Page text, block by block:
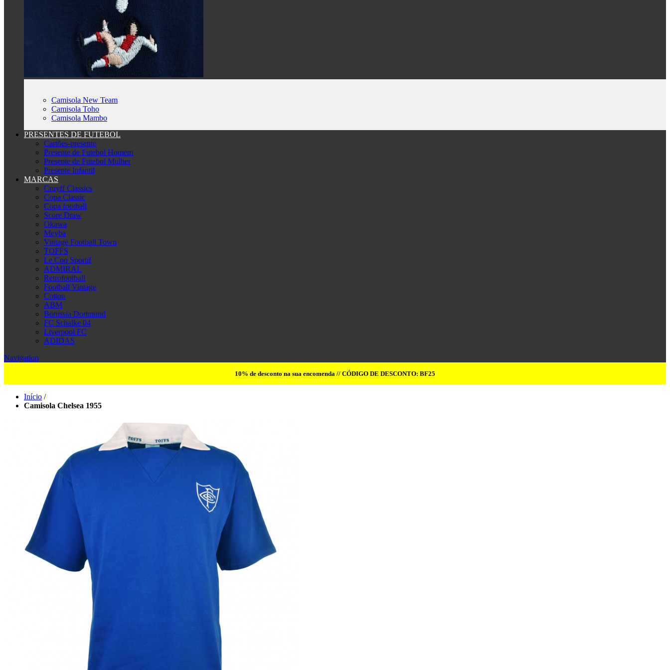
Camisola New Team
Camisola Toho
Camisola Mambo
PRESENTES DE FUTEBOL
Cartões-presente
Presente de Futebol Homem
Presente de Futebol Mulher
Presente Infantil
MARCAS
Cruyff Classics
Copa Classic
Copa football
Score Draw
Okawa
Meyba
Vintage Football Town
TOFFS
Le Coq Sportif
ADMIRAL
Retrofootball
Football Vintage
Cotton
ABM
Borussia Dortmund
FC Schalke 04
Liverpool FC
ADIDAS
Navigation
10% de desconto na sua encomenda // CÓDIGO DE DESCONTO: BF25
Início /
Camisola Chelsea 1955